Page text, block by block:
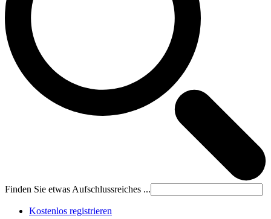
Finden Sie etwas Aufschlussreiches ...
Kostenlos registrieren